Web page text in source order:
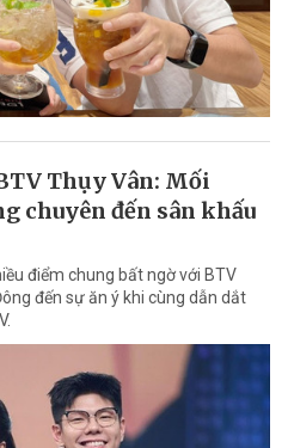
Thụy Vân: Mối
chuyên đến sân khấu
điểm chung bất ngờ với BTV
đến sự ăn ý khi cùng dẫn dắt